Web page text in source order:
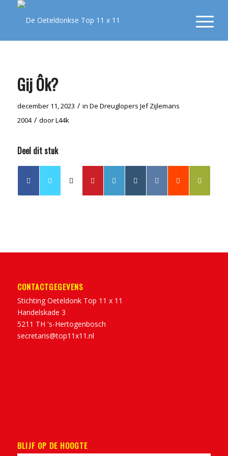
Gij Ôk?
december 11, 2023 / in De Dreuglopers Jef Zijlemans
2004 / doorL44k
Deel dit stuk
CONTACTGEGEVENS
Stichting Oeteldonk Top 11 x 11
Handelskade 3
5211 TH 's-Hertogenbosch
secretaris@top11x11.nl
BLIJF OP DE HOOGTE